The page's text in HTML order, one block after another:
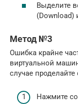
Выделите
(Download)
Метод №3
Ошибка крайне
виртуальной
случае
Нажмите